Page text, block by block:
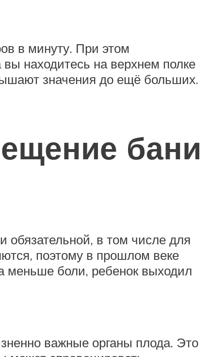
в минуту. При этом
вы находитесь на верхнем полке
значения до ещё больших.
бани
обязательной, в том числе для
поэтому в прошлом веке
меньше боли, ребенок выходил
важные органы плода. Это